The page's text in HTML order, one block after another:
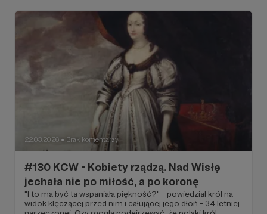
żeby mężczyzna traktował mnie jak jakiś chłop swoje
22.03.2026 ● Brak komentarzy
#130 KCW - Kobiety rządzą. Nad Wisłę
jechała nie po miłość, a po koronę
"I to ma być ta wspaniała piękność?" - powiedział król na
widok klęczącej przed nim i całującej jego dłoń - 34 letniej